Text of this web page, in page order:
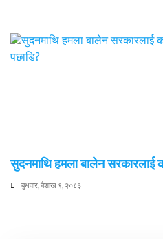
सुदनमाथि हमला बालेन
बुधवार, बैशाख ९, २०८३